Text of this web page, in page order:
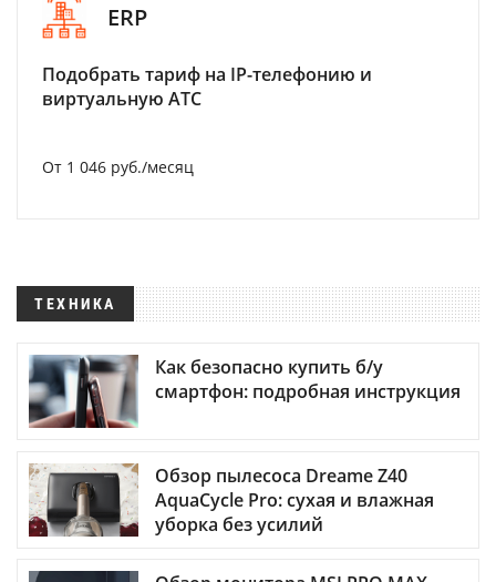
ERP
Подобрать тариф на IP-телефонию и
виртуальную АТС
От 1 046 руб./месяц
ТЕХНИКА
Как безопасно купить б/у
смартфон: подробная инструкция
Обзор пылесоса Dreame Z40
AquaCycle Pro: сухая и влажная
уборка без усилий